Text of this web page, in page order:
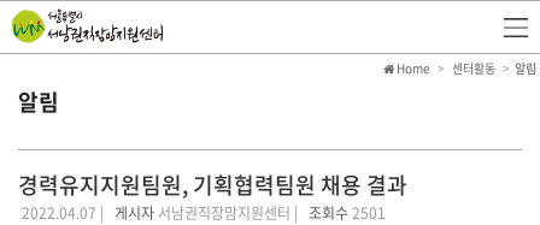
알림
Home 센터활동 알림
경력유지지원팀원, 기획협력팀원 채용 결과
2022.04.07 | 게시자 서남권직장맘지원센터 | 조회수2501